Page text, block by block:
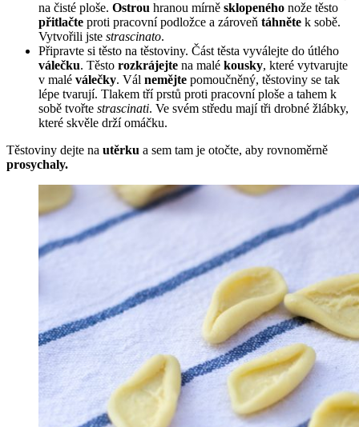
na čisté ploše. Ostrou hranou mírně sklopeného nože těsto
přitlačte proti pracovní podložce a zároveň táhněte k sobě.
Vytvořili jste strascinato.
Připravte si těsto na těstoviny. Část těsta vyválejte do útlého
válečku. Těsto rozkrájejte na malé kousky, které vytvarujte
v malé válečky. Vál nemějte pomoučněný, těstoviny se tak
lépe tvarují. Tlakem tří prstů proti pracovní ploše a tahem k
sobě tvořte strascinati. Ve svém středu mají tři drobné žlábky,
které skvěle drží omáčku.
Těstoviny dejte na utěrku a sem tam je otočte, aby rovnoměrně
prosychaly.